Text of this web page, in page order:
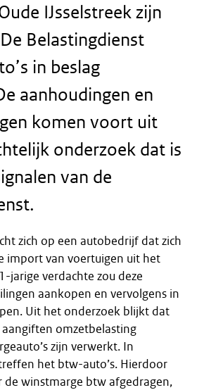
IJsselstreek zijn
Belastingdienst
in beslag
aanhoudingen en
komen voort uit
onderzoek dat is
van de
zich op een autobedrijf dat zich
import van voertuigen uit het
jarige verdachte zou deze
aankopen en vervolgens in
Uit het onderzoek blijkt dat
aangiften omzetbelasting
zijn verwerkt. In
het btw-auto’s. Hierdoor
de winstmarge btw afgedragen,